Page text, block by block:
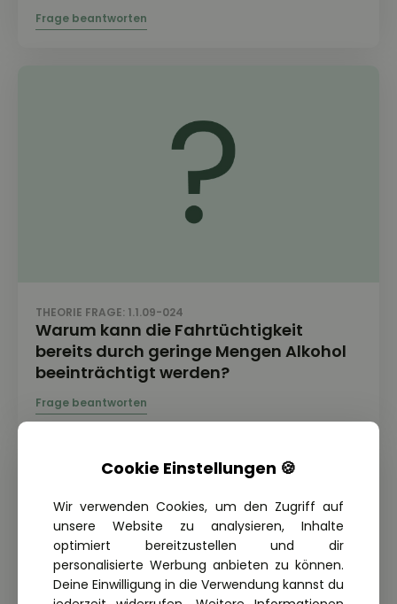
THEORIE FRAGE: 1.1.09-024
Warum kann die Fahrtüchtigkeit
bereits durch geringe Mengen Alkohol
beeinträchtigt werden?
Cookie Einstellungen 🍪
Wir verwenden Cookies, um den Zugriff auf
unsere Website zu analysieren, Inhalte
optimiert bereitzustellen und dir
personalisierte Werbung anbieten zu können.
Deine Einwilligung in die Verwendung kannst du